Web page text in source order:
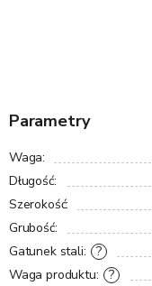
Parametry
Waga:
Długość:
Szerokość:
Grubość:
?
Gatunek stali:
?
Waga produktu: